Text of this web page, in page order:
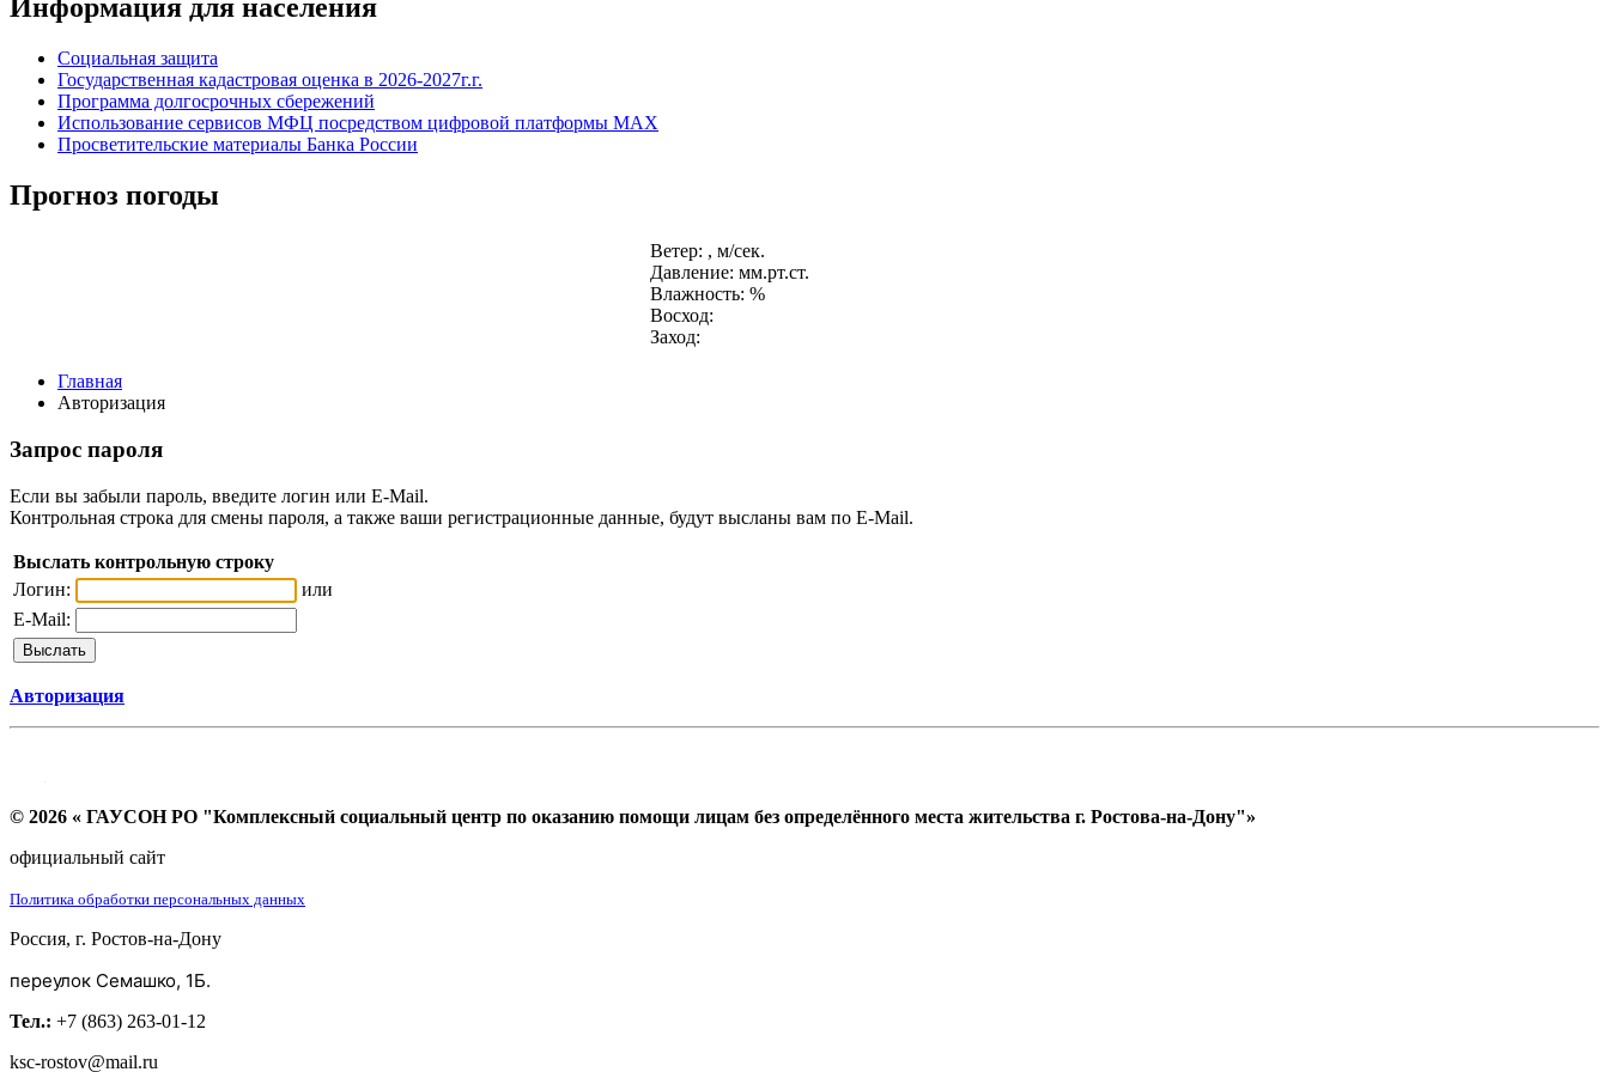
Информация для населения
Социальная защита
Государственная кадастровая оценка в 2026-2027г.г.
Программа долгосрочных сбережений
Использование сервисов МФЦ посредством цифровой платформы MAX
Просветительские материалы Банка России
Прогноз погоды
Ветер: , м/сек.
Давление: мм.рт.ст.
Влажность: %
Восход:
Заход:
Главная
Авторизация
Запрос пароля
Если вы забыли пароль, введите логин или E-Mail.
Контрольная строка для смены пароля, а также ваши регистрационные данные, будут высланы вам по E-Mail.
Выслать контрольную строку
Логин:
или
E-Mail:
Авторизация
© 2026 « ГАУСОН РО "Комплексный социальный центр по оказанию помощи лицам без определённого места жительства г. Ростова-на-Дону"»
официальный сайт
Политика обработки персональных данных
Россия, г. Ростов-на-Дону
переулок Семашко, 1Б.
Тел.: +7 (863) 263-01-12
ksc-rostov@mail.ru